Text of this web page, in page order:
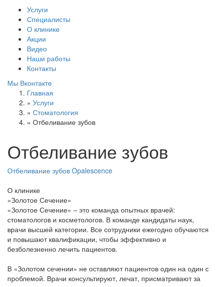
Услуги
Специалисты
О клинике
Акции
Видео
Наши работы
Контакты
Мы Вконтакте
Главная
» Услуги
» Стоматология
» Отбеливание зубов
Отбеливание зубов
Отбеливание зубов Opalescence
О клинике
«Золотое Сечение»
«Золотое Сечение» – это команда опытных врачей:
стоматологов и косметологов. В команде кандидаты наук,
врачи высшей категории. Все сотрудники ежегодно обучаются
и повышают квалификации, чтобы эффективно и
безболезненно лечить пациентов.
В «Золотом сечении» не оставляют пациентов один на один с
проблемой. Врачи консультируют, лечат, присматривают за